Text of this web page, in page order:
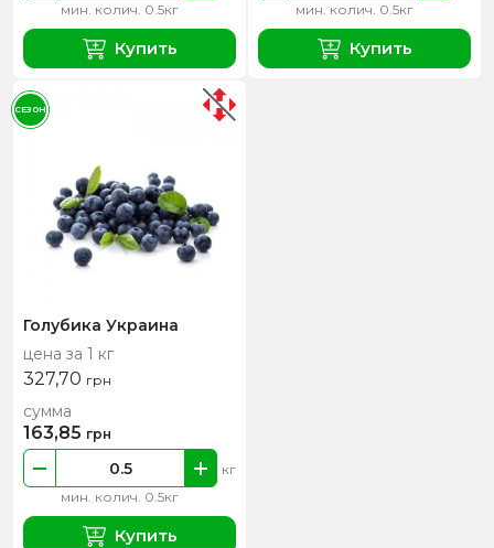
мин. колич. 0.5кг
Купить
мин. колич. 0.5кг
Купить
Голубика Украина
цена за 1 кг
327,70 грн
мин. колич. 0.5кг
кг
сумма
163,85 грн
Купить
СЕЗОН